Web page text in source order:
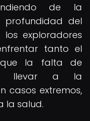
de la
profundidad del
exploradores
tanto el
la falta de
llevar a la
casos extremos,
la salud.